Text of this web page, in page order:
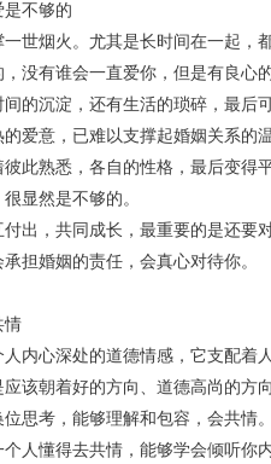
不够的
世烟火。尤其是长时间在一起，
没有谁会一直爱你，但是有良心
的沉淀，还有生活的琐碎，最后
爱意，已难以支撑起婚姻关系的
此熟悉，各自的性格，最后变得平
显然是不够的。
出，共同成长，最重要的是还要
担婚姻的责任，会真心对待你。
情
内心深处的道德情感，它支配着
该朝着好的方向、道德高尚的方
思考，能够理解和包容，会共情。
人懂得去共情，能够学会倾听你